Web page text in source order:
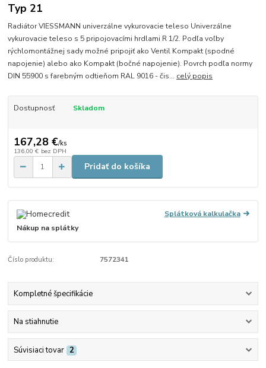
Typ 21
Radiátor VIESSMANN univerzálne vykurovacie teleso Univerzálne
vykurovacie teleso s 5 pripojovacími hrdlami R 1/2. Podľa voľby
rýchlomontážnej sady možné pripojiť ako Ventil Kompakt (spodné
napojenie) alebo ako Kompakt (bočné napojenie). Povrch podľa normy
DIN 55900 s farebným odtieňom RAL 9016 - čis... celý popis
Dostupnosť Skladom
167,28 €/ks
136,00 € bez DPH
Pridať do košíka
Splátková kalkulačka
Nákup na splátky
Číslo produktu: 7572341
Kompletné špecifikácie
Na stiahnutie
Súvisiaci tovar 2